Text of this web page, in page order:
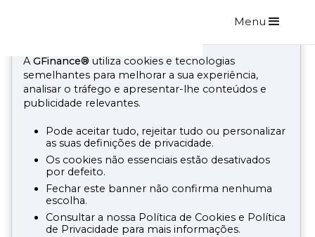
AGFinance® utiliza cookies e tecnologias
semelhantes para melhorar a sua experiência,
analisar o tráfego e apresentar-lhe conteúdos e
publicidade relevantes.
Pode aceitar tudo, rejeitar tudo ou personalizar
as suas definições de privacidade.
Os cookies não essenciais estão desativados
por defeito.
Fechar este banner não confirma nenhuma
escolha.
Consultar a nossa Política de Cookies e Política
de Privacidade para mais informações.
Menu
1/7
Cliente Particular
Identificação